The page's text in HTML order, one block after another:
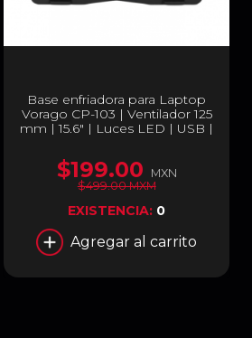
Base enfriadora para Laptop
Vorago CP-103 | Ventilador 125
mm | 15.6" | Luces LED | USB |
$199.00
MXN
$499.00 MXM
EXISTENCIA: 0
Agregar al carrito